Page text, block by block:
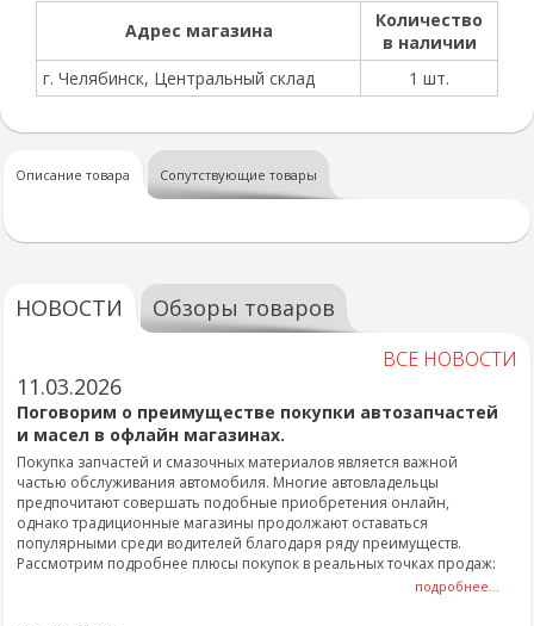
Адрес магазина
Количество
в наличии
г. Челябинск, Центральный склад
1 шт.
Описание товара Сопутствующие товары
НОВОСТИ Обзоры товаров
ВСЕ НОВОСТИ
11.03.2026
Поговорим о преимуществе покупки автозапчастей
и масел в офлайн магазинах.
Покупка запчастей и смазочных материалов является важной
частью обслуживания автомобиля. Многие автовладельцы
предпочитают совершать подобные приобретения онлайн,
однако традиционные магазины продолжают оставаться
популярными среди водителей благодаря ряду преимуществ.
Рассмотрим подробнее плюсы покупок в реальных точках продаж:
подробнее...